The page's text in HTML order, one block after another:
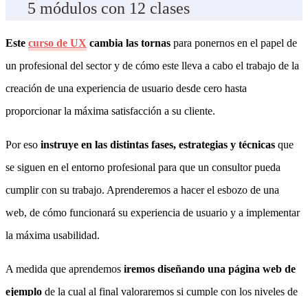
5 módulos con 12 clases
Este curso de UX cambia las tornas para ponernos en el papel de
un profesional del sector y de cómo este lleva a cabo el trabajo de la
creación de una experiencia de usuario desde cero hasta
proporcionar la máxima satisfacción a su cliente.
Por eso instruye en las distintas fases, estrategias y técnicas que
se siguen en el entorno profesional para que un consultor pueda
cumplir con su trabajo. Aprenderemos a hacer el esbozo de una
web, de cómo funcionará su experiencia de usuario y a implementar
la máxima usabilidad.
A medida que aprendemos iremos diseñando una página web de
ejemplo de la cual al final valoraremos si cumple con los niveles de